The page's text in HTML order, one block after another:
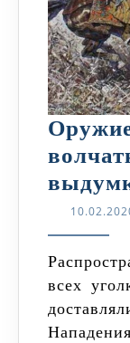
Распространенные практически во
всех